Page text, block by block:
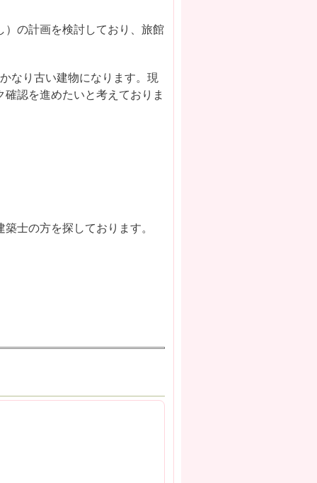
の計画を検討しており、旅館
なり古い建物になります。現
認を進めたいと考えておりま
士の方を探しております。